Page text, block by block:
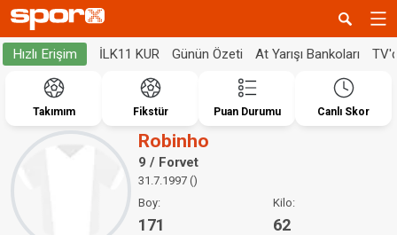
Hızlı Erişim İLK11 KUR Günün Özeti At Yarışı Bankoları
Takımım Fikstür Puan Durumu Canlı Skor
Robinho
9 / Forvet
31.7.1997 ()
Boy:
171
Kilo:
62